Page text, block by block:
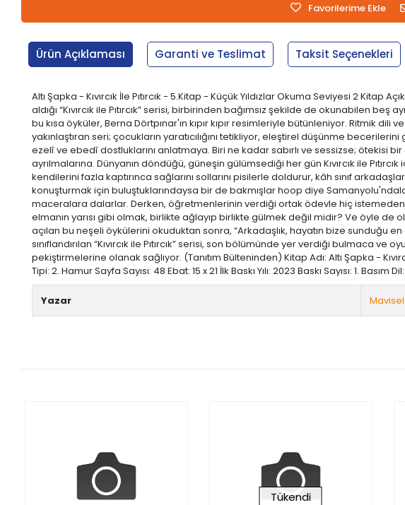
Favorilerime Ekle
Ürün Açıklaması Garanti ve Teslimat Taksit Seçenekleri
Altı Şapka - Kıvırcık İle Pıtırcık - 5.Kitap - Küçük Yıldızlar Okuma Seviyesi 2 Kitap
aldığı “Kıvırcık ile Pıtırcık” serisi, birbirinden bağımsız şekilde de okunabilen
bu kısa öyküler, Berna Dörtpınar'ın kıpır kıpır resimleriyle bütünleniyor. Ritmik
yakınlaştıran seri; çocukların yaratıcılığını tetikliyor, eleştirel düşünme
ezelî ve ebedî dostluklarını anlatmaya. Biri ne kadar sabırlı ve sessizse; ötekisi
ayrılmalarına. Dünyanın döndüğü, güneşin gülümsediği her gün Kıvırcık ile
kendilerini fazla kaptırınca sağlarını sollarını pisilerle doldurur, kâh sınıf
konuşturmak için buluştuklarındaysa bir de bakmışlar hoop diye
maceralara dalarlar. Derken, öğretmenlerinin verdiği ortak ödevle hiç istemeden
elmanın yarısı gibi olmak, birlikte ağlayıp birlikte gülmek değil midir? Ve öyle de
açılan bu neşeli öykülerini okuduktan sonra, “Arkadaşlık, hayatın bize sunduğu
sınıflandırılan “Kıvırcık ile Pıtırcık” serisi, son bölümünde yer verdiği bulmaca
pekiştirmelerine olanak sağlıyor. (Tanıtım Bülteninden) Kitap Adı: Altı Şapka -
Tipi: 2. Hamur Sayfa Sayısı: 48 Ebat: 15 x 21 İlk Baskı Yılı: 2023 Baskı Sayısı: 1.
Yazar
Tükendi